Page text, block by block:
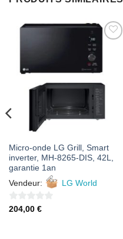
AJOUTER
À MES
FAVORIS
Micro-onde LG Grill, Smart
inverter, MH-8265-DIS, 42L,
garantie 1an
Vendeur:
LG World
0
204,00 €